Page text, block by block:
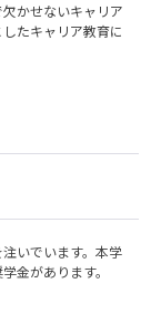
かせないキャリア
たキャリア教育に
いでいます。本学
金があります。